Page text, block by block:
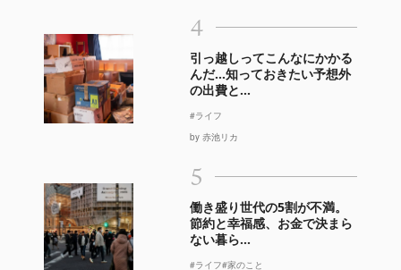
4
引っ越しってこんなにかかる
んだ…知っておきたい予想外
の出費と...
#ライフ
by 赤池リカ
5
働き盛り世代の5割が不満。
節約と幸福感、お金で決まら
ない暮ら...
#ライフ#家のこと